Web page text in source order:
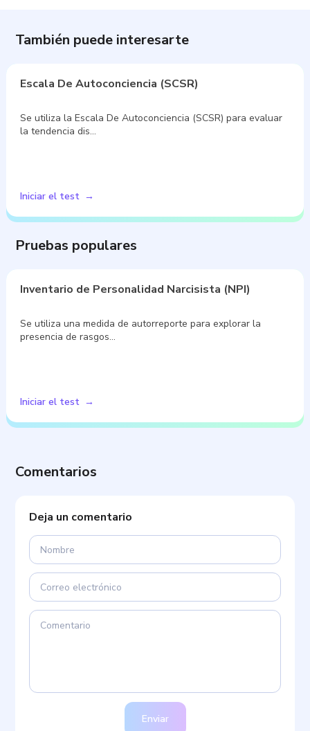
También puede interesarte
Escala De Autoconciencia (SCSR)
Se utiliza la Escala De Autoconciencia (SCSR) para evaluar
la tendencia dis…
Iniciar el test
Pruebas populares
Inventario de Personalidad Narcisista (NPI)
Se utiliza una medida de autorreporte para explorar la
presencia de rasgos…
Iniciar el test
Comentarios
Deja un comentario
Enviar